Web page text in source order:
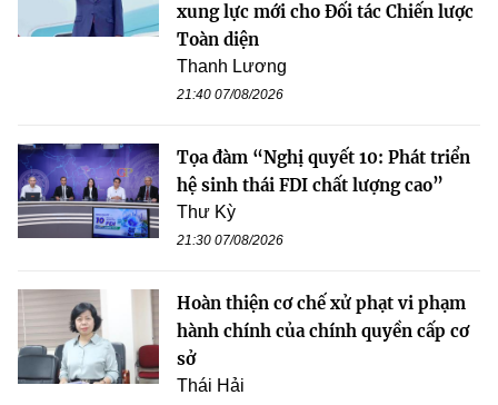
xung lực mới cho Đối tác Chiến lược
Toàn diện
Thanh Lương
21:40 07/08/2026
Tọa đàm “Nghị quyết 10: Phát triển
hệ sinh thái FDI chất lượng cao”
Thư Kỳ
21:30 07/08/2026
Hoàn thiện cơ chế xử phạt vi phạm
hành chính của chính quyền cấp cơ
sở
Thái Hải